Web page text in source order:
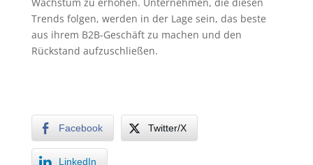
Trends folgen, werden in der Lage sein, das beste
aus ihrem B2B-Geschäft zu machen und den
Rückstand aufzuschließen.
Facebook Twitter/X
LinkedIn